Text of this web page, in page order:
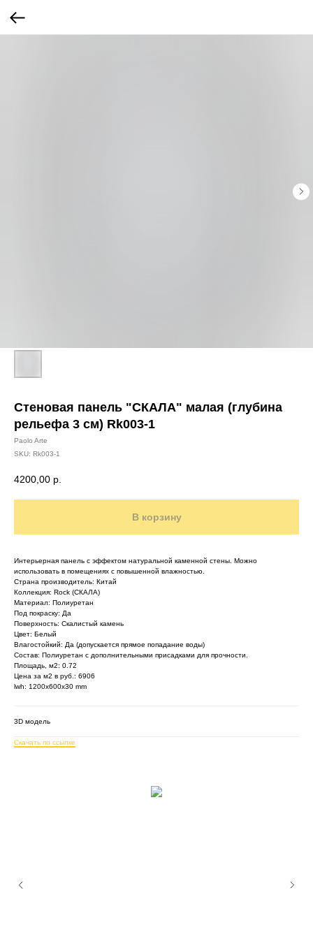
Стеновая панель "СКАЛА" малая (глубина
рельефа 3 см) Rk003-1
Paolo Arte
SKU: Rk003-1
4200,00 р.
В корзину
Интерьерная панель с эффектом натуральной каменной стены. Можно
использовать в помещениях с повышенной влажностью.
Страна производитель: Китай
Коллекция: Rock (СКАЛА)
Материал: Полиуретан
Под покраску: Да
Поверхность: Скалистый камень
Цвет: Белый
Влагостойкий: Да (допускается прямое попадание воды)
Состав: Полиуретан с дополнительными присадками для прочности.
Площадь, м2: 0.72
Цена за м2 в руб.: 6906
lwh: 1200x600x30 mm
3D модель
Скачать по ссылке